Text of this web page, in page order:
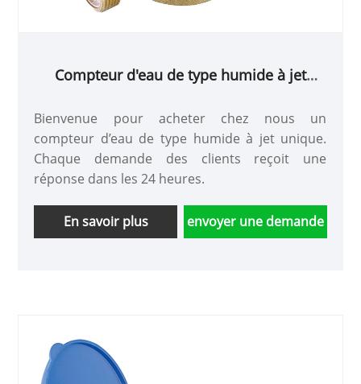
Compteur d'eau de type humide à jet
Bienvenue pour acheter chez nous un
compteur d’eau de type humide à jet unique.
Chaque demande des clients reçoit une
réponse dans les 24 heures.
En savoir plus envoyer une demande